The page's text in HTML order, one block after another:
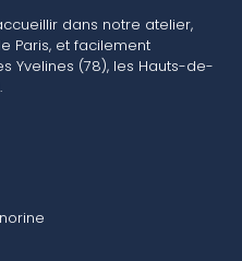
dans notre atelier,
Paris, et facilement
Yvelines (78), les Hauts-de-